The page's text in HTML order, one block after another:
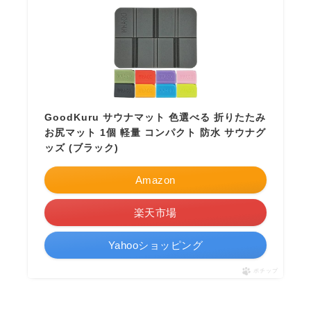
GoodKuru サウナマット 色選べる 折りたたみ
お尻マット 1個 軽量 コンパクト 防水 サウナグ
ッズ (ブラック)
Amazon
楽天市場
Yahooショッピング
ポチップ